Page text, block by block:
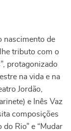
nascimento de
tributo com o
protagonizado
na vida e na
Jordão,
e Inês Vaz
composições
do Rio” e “Mudar